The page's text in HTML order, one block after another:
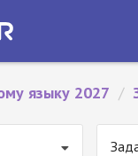
языку 2027 /